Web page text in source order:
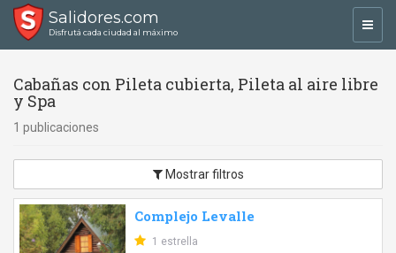
Salidores.com
Disfrutá cada ciudad al máximo
Cabañas con Pileta cubierta, Pileta al aire libre
y Spa
1 publicaciones
Mostrar filtros
Complejo Levalle
1 estrella